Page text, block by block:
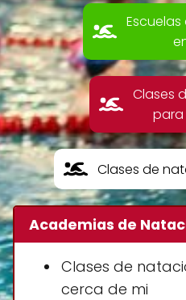
Clases
Clases de
Academias de
Clases de
cerca de mi